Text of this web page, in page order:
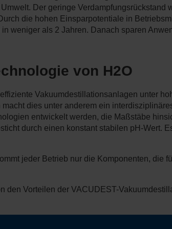
Der geringe
die hohen Einsparpotentiale in
weniger als 2 Jahren. Danach sparen
von H2O
Vakuumdestillationsanlagen unter
dies unter anderem ein
entwickelt werden, die Maßstäbe
durch einen konstant stabilen pH-Wert.
jeder Betrieb nur die Komponenten,
den Vorteilen der VACUDEST-